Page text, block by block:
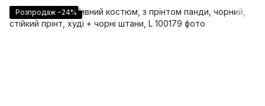
Розпродаж −24%